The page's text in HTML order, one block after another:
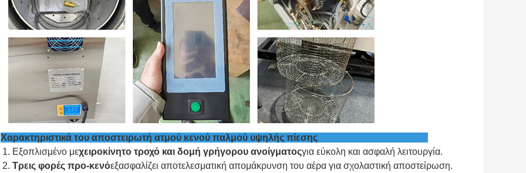
Χαρακτηριστικά του αποστειρωτή ατμού κενού παλμού υψηλής πίεσης
Εξοπλισμένο μεχειροκίνητο τροχό και δομή γρήγορου ανοίγματοςγια εύκολη και ασφαλή λειτουργία.
Τρεις φορές προ-κενόεξασφαλίζει αποτελεσματική απομάκρυνση του αέρα για σχολαστική αποστείρωση.